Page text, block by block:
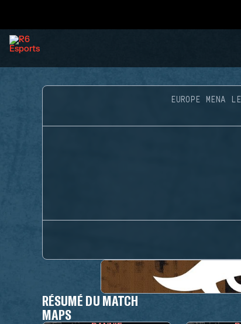
EUROPE MENA
RÉSUMÉ DU MATCH
MAPS